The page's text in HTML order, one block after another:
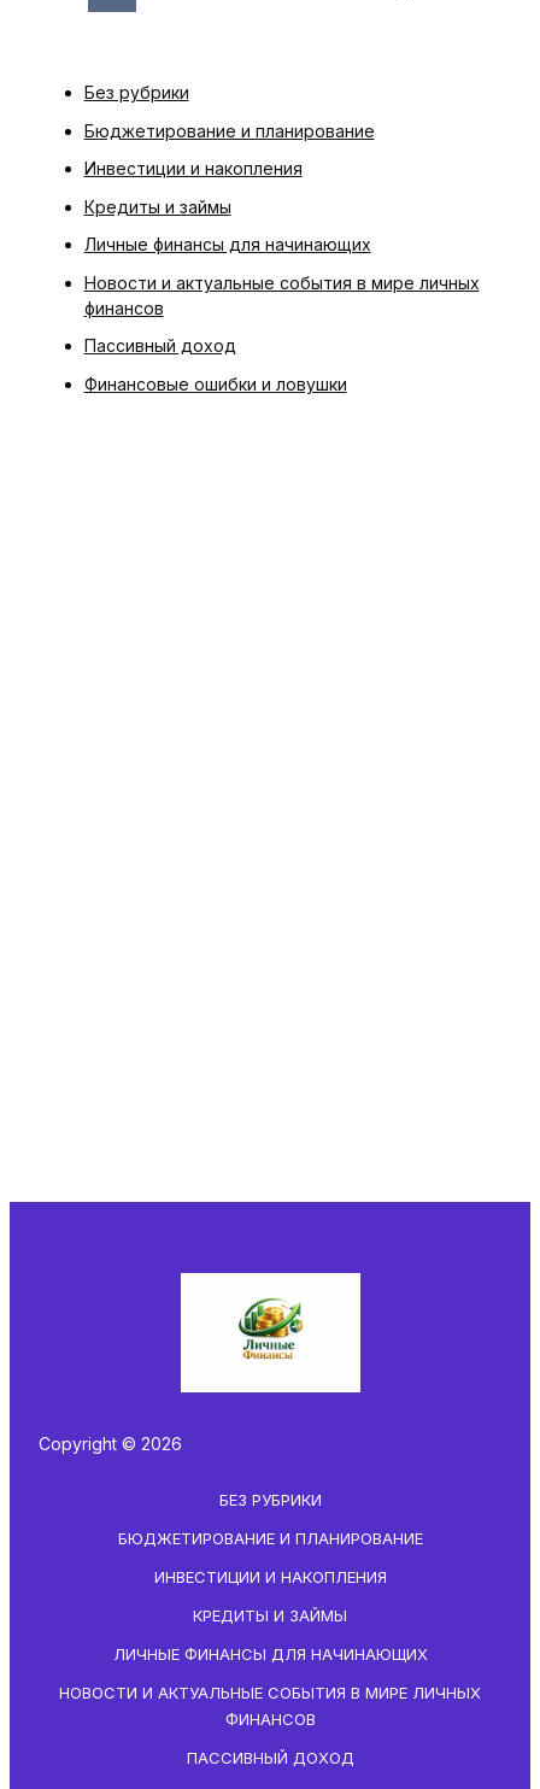
Без рубрики
Бюджетирование и планирование
Инвестиции и накопления
Кредиты и займы
Личные финансы для начинающих
Новости и актуальные события в мире личных
финансов
Пассивный доход
Финансовые ошибки и ловушки
Copyright © 2026
БЕЗ РУБРИКИ
БЮДЖЕТИРОВАНИЕ И ПЛАНИРОВАНИЕ
ИНВЕСТИЦИИ И НАКОПЛЕНИЯ
КРЕДИТЫ И ЗАЙМЫ
ЛИЧНЫЕ ФИНАНСЫ ДЛЯ НАЧИНАЮЩИХ
НОВОСТИ И АКТУАЛЬНЫЕ СОБЫТИЯ В МИРЕ ЛИЧНЫХ
ФИНАНСОВ
ПАССИВНЫЙ ДОХОД